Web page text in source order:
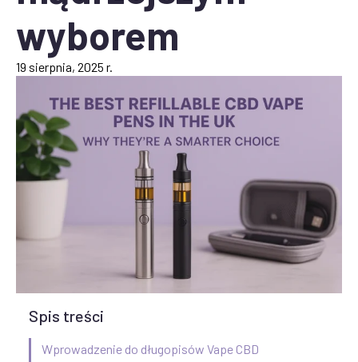
wyborem
19 sierpnia, 2025 r.
Spis treści
Wprowadzenie do długopisów Vape CBD